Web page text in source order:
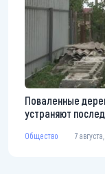
Поваленные
устраняют
Общество 7